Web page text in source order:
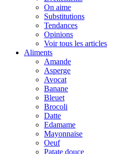
On aime
Substitutions
Tendances
Opinions
Voir tous les articles
Aliments
Amande
Asperge
Avocat
Banane
Bleuet
Brocoli
Datte
Edamame
Mayonnaise
Oeuf
Patate douce